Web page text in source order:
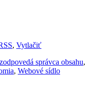
, Vytlačiť
správca obsahu,
, Webové sídlo